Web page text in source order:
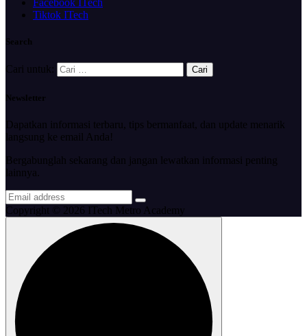
Facebook ITech
Tiktok ITech
Search
Cari untuk:
Newsletter
Dapatkan informasi terbaru, tips bermanfaat, dan update menarik
langsung ke email Anda!
Bergabunglah sekarang dan jangan lewatkan informasi penting
lainnya.
Copyright © 2026 ITech Metro Academy